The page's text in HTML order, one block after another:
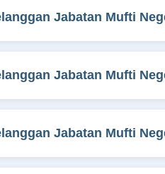
Jabatan Mufti
Jabatan Mufti
Jabatan Mufti